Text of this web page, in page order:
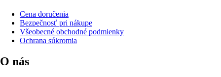
Cena doručenia
Bezpečnosť pri nákupe
Všeobecné obchodné podmienky
Ochrana súkromia
O nás